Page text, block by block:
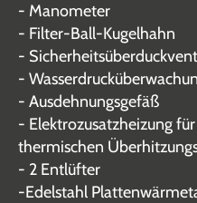
- Manometer
- Filter-Ball-Kugelhahn
-
-
- Ausdehnungsgefäß
- Elektrozusatzheizung
thermischen
- 2 Entlüfter
-Edelstahl